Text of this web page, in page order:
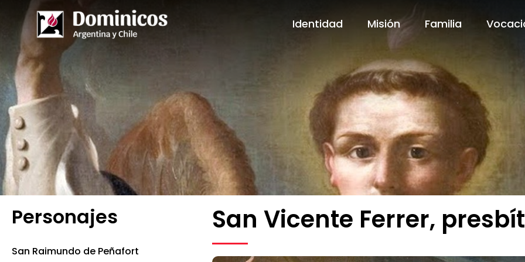
Identidad Misión Familia
Identidad Misión Familia
Personajes
San Raimundo de Peñafort
San Vicente Ferrer,